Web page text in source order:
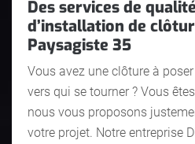
Des services de
d’installation de
Paysagiste 35
Vous avez une clôture à
vers qui se tourner ? Vous
nous vous proposons
votre projet. Notre entreprise